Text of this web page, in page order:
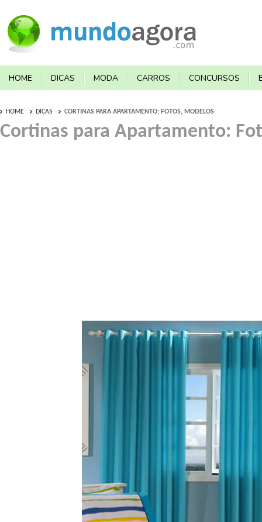
HOME DICAS MODA CARROS CONCURSOS
HOME DICAS CORTINAS PARA APARTAMENTO: FOTOS, MODELOS
Cortinas para Apartamento: